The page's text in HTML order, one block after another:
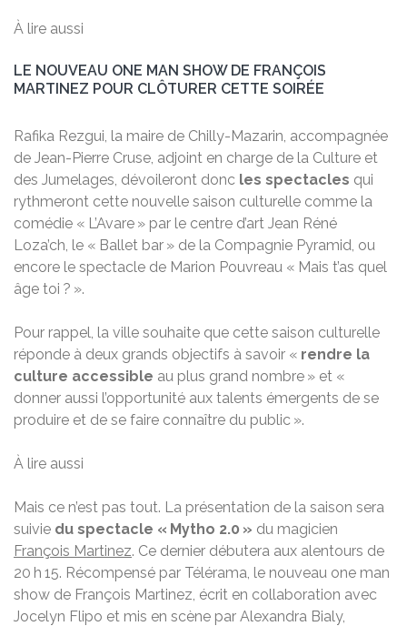
À lire aussi
LE NOUVEAU ONE MAN SHOW DE FRANÇOIS
MARTINEZ POUR CLÔTURER CETTE SOIRÉE
Rafika Rezgui, la maire de Chilly-Mazarin, accompagnée
de Jean-Pierre Cruse, adjoint en charge de la Culture et
des Jumelages, dévoileront donc les spectacles qui
rythmeront cette nouvelle saison culturelle comme la
comédie « L’Avare » par le centre d’art Jean Réné
Loza’ch, le « Ballet bar » de la Compagnie Pyramid, ou
encore le spectacle de Marion Pouvreau « Mais t’as quel
âge toi ? ».
Pour rappel, la ville souhaite que cette saison culturelle
réponde à deux grands objectifs à savoir « rendre la
culture accessible au plus grand nombre » et «
donner aussi l’opportunité aux talents émergents de se
produire et de se faire connaître du public ».
À lire aussi
Mais ce n’est pas tout. La présentation de la saison sera
suivie du spectacle « Mytho 2.0 » du magicien
François Martinez. Ce dernier débutera aux alentours de
20 h 15. Récompensé par Télérama, le nouveau one man
show de François Martinez, écrit en collaboration avec
Jocelyn Flipo et mis en scène par Alexandra Bialy,